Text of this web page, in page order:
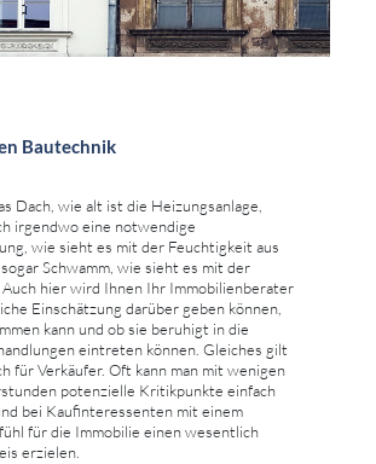
Bautechnik
Dach, wie alt ist die Heizungsanlage,
irgendwo eine notwendige
wie sieht es mit der Feuchtigkeit aus
Schwamm, wie sieht es mit der
Auch hier wird Ihnen Ihr Immobilienberater
Einschätzung darüber geben können,
kann und ob sie beruhigt in die
eintreten können. Gleiches gilt
für Verkäufer. Oft kann man mit wenigen
potenzielle Kritikpunkte einfach
bei Kaufinteressenten mit einem
für die Immobilie einen wesentlich
erzielen.